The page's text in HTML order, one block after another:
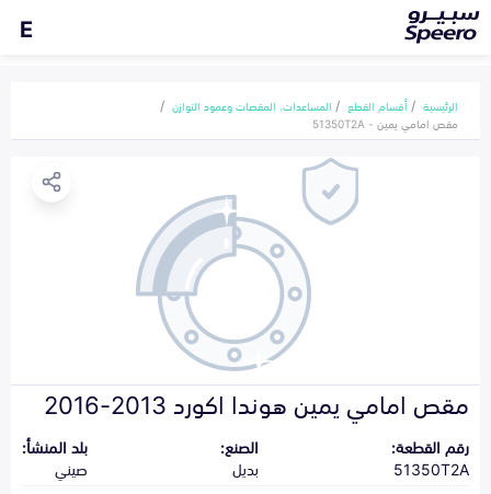
E
الرئيسية أقسام القطع
المساعدات، المقصات وعمود التوازن
مقص امامي يمين - 51350T2A
مقص امامي يمين هوندا اكورد 2013-2016
رقم القطعة:
51350T2A
الصنع:
بديل
بلد المنشأ:
صيني